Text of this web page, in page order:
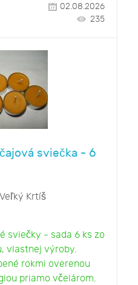
02.08.2026
235
sviečka - 6
Veľký Krtíš
sviečky - sada 6 ks zo
vlastnej výroby.
rokmi overenou
priamo včelárom.